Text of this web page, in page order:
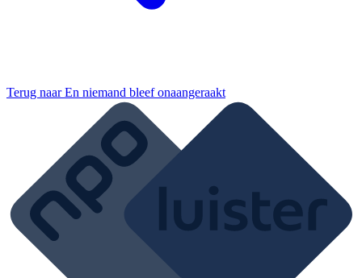
Terug naarEn niemand bleef onaangeraakt